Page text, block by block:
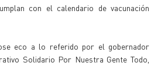
con el calendario de vacunación
eco a lo referido por el gobernador
Solidario Por Nuestra Gente Todo,